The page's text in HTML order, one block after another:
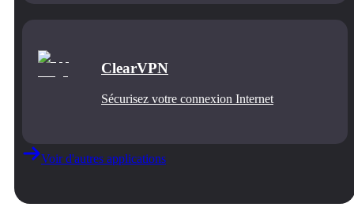
ClearVPN
Sécurisez votre connexion Internet
Voir d'autres applications